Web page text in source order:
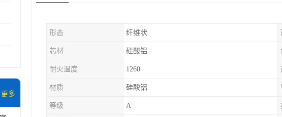
更多
形态 纤维状
芯材 硅酸铝
耐火温度 1260
材质 硅酸铝
等级 A